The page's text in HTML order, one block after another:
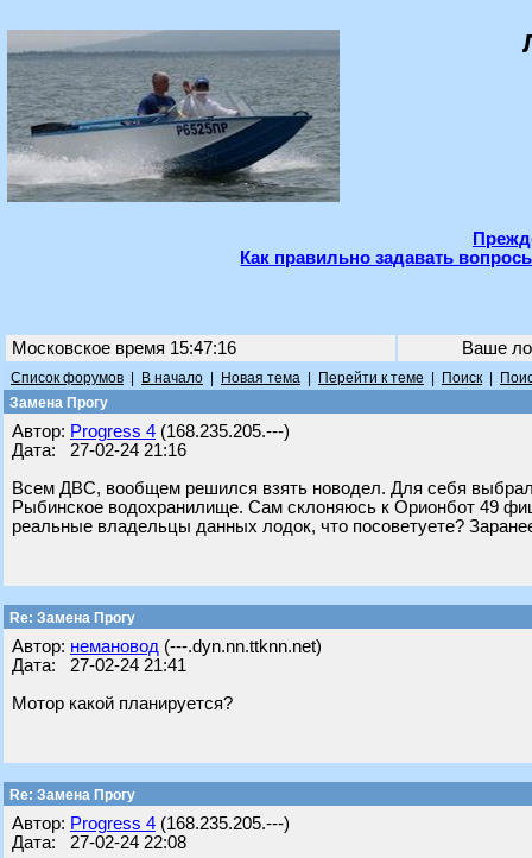
Как правильно задавать
Московское время 15:47:16 Ваше
Список форумов В начало Новая тема Перейти к теме Поиск
Замена Прогу
Автор: Progress 4 (168.235.205.---)
Дата: 27-02-24 21:16
Всем ДВС, вообщем решился взять новодел. Для себя
Рыбинское водохранилище. Сам склоняюсь к Орионбот 49
реальные владельцы данных лодок, что посоветуете?
Re: Замена Прогу
Автор: немановод (---.dyn.nn.ttknn.net)
Дата: 27-02-24 21:41
Мотор какой планируется?
Re: Замена Прогу
Автор: Progress 4 (168.235.205.---)
Дата: 27-02-24 22:08